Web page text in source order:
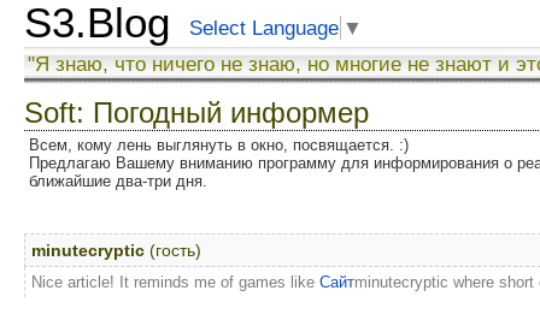
S3.Blog Select Language ▼
"Я знаю, что ничего не знаю, но многие не знают и
Soft: Погодный информер
Всем, кому лень выглянуть в окно, посвящается. :)
Предлагаю Вашему вниманию программу для информирования о
ближайшие два-три дня.
minutecryptic (гость)
Nice article! It reminds me of games like Сайтminutecryptic where